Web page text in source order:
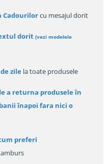
Cadourilorcu mesajul dorit
dorit (vezi modelele
zile la toate produsele
a returna produsele în
banii înapoi fara nici o
preferi